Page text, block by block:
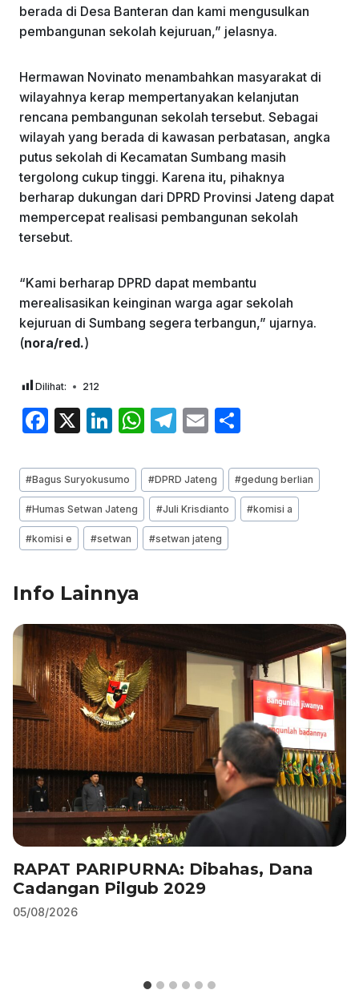
berada di Desa Banteran dan kami mengusulkan
pembangunan sekolah kejuruan,” jelasnya.
Hermawan Novinato menambahkan masyarakat di
wilayahnya kerap mempertanyakan kelanjutan
rencana pembangunan sekolah tersebut. Sebagai
wilayah yang berada di kawasan perbatasan, angka
putus sekolah di Kecamatan Sumbang masih
tergolong cukup tinggi. Karena itu, pihaknya
berharap dukungan dari DPRD Provinsi Jateng dapat
mempercepat realisasi pembangunan sekolah
tersebut.
“Kami berharap DPRD dapat membantu
merealisasikan keinginan warga agar sekolah
kejuruan di Sumbang segera terbangun,” ujarnya.
(nora/red.)
Dilihat: 212
F
c
e
b
o
k
X
Li
k
e
dI
n
W
at
s
A
p
T
e
gr
a
m
E
ai
l
ar
e
Post
Tags:
#Bagus Suryokusumo #DPRD Jateng #gedung berlian
#Humas Setwan Jateng #Juli Krisdianto #komisi a
#komisi e #setwan #setwan jateng
Info Lainnya
RAPAT PARIPURNA: Dibahas, Dana
Cadangan Pilgub 2029
05/08/2026